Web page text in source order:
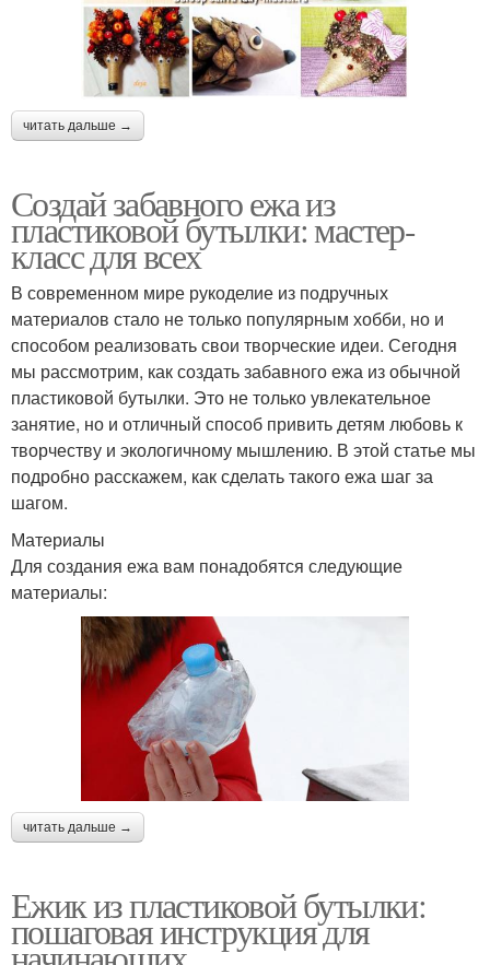
читать дальше →
Создай забавного ежа из
пластиковой бутылки: мастер-
класс для всех
В современном мире рукоделие из подручных
материалов стало не только популярным хобби, но и
способом реализовать свои творческие идеи. Сегодня
мы рассмотрим, как создать забавного ежа из обычной
пластиковой бутылки. Это не только увлекательное
занятие, но и отличный способ привить детям любовь к
творчеству и экологичному мышлению. В этой статье мы
подробно расскажем, как сделать такого ежа шаг за
шагом.
Материалы
Для создания ежа вам понадобятся следующие
материалы:
читать дальше →
Ежик из пластиковой бутылки:
пошаговая инструкция для